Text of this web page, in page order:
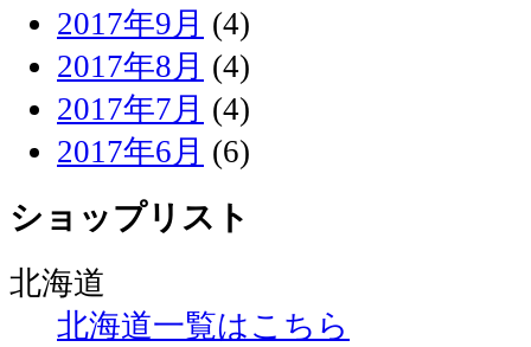
2017年9月 (4)
2017年8月 (4)
2017年7月 (4)
2017年6月 (6)
ショップリスト
北海道
北海道一覧はこちら